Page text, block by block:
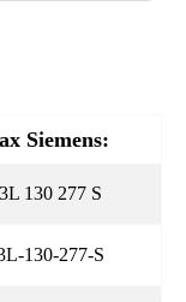
Siemens:
130 277 S
130-277-S